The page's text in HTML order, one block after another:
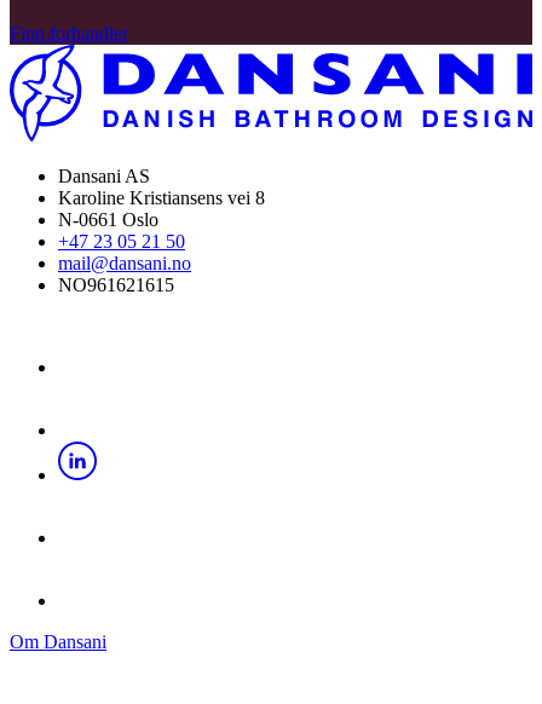
Finn forhandler
Dansani AS
Karoline Kristiansens vei 8
N-0661 Oslo
+47 23 05 21 50
mail@dansani.no
NO961621615
Om Dansani